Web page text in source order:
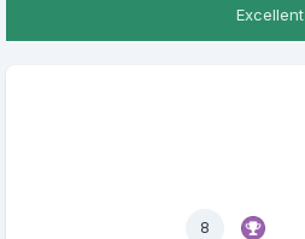
Excellent
8